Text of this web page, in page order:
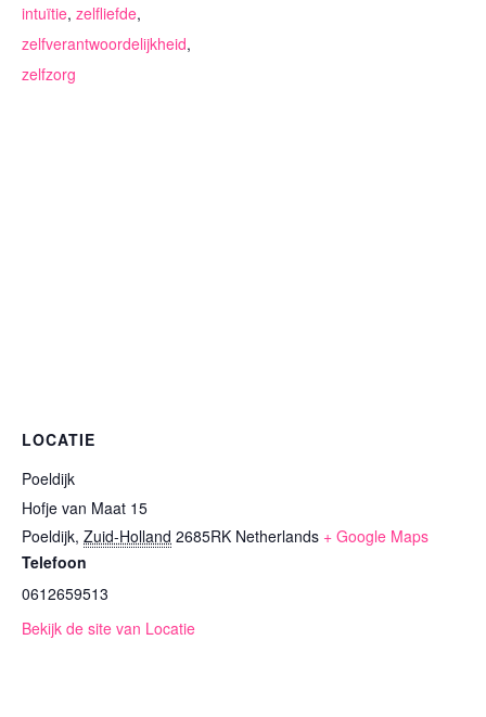
intuïtie, zelfliefde,
zelfverantwoordelijkheid,
zelfzorg
LOCATIE
Poeldijk
Hofje van Maat 15
Poeldijk, Zuid-Holland 2685RK Netherlands + Google Maps
Telefoon
0612659513
Bekijk de site van Locatie